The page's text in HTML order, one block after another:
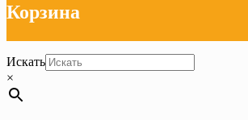
Корзина
Искать
×